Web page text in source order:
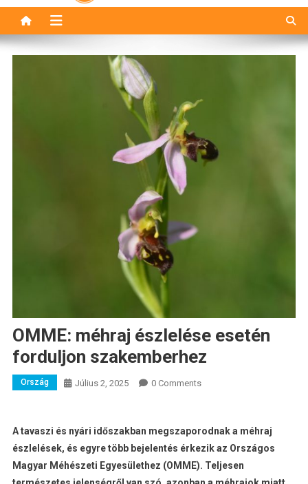
OMME: méhraj észlelése esetén
forduljon szakemberhez
Ország Július 2, 2025 0 Comments
A tavaszi és nyári időszakban megszaporodnak a méhraj
észlelések, és egyre több bejelentés érkezik az Országos
Magyar Méhészeti Egyesülethez (OMME). Teljesen